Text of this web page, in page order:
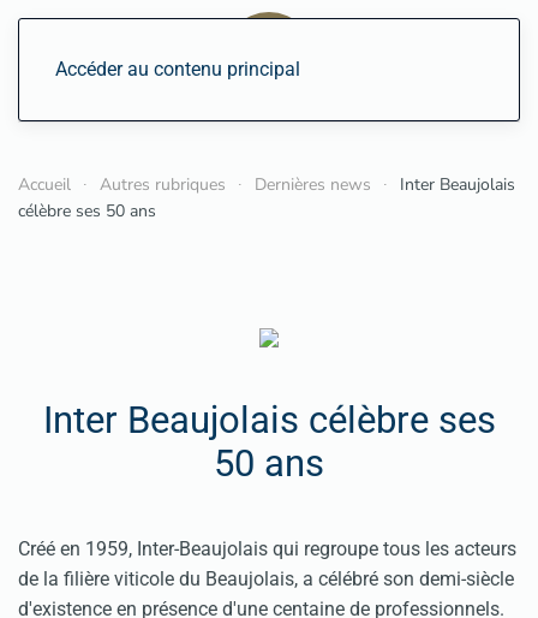
Accéder au contenu principal
Accueil Autres rubriques Dernières news
Inter Beaujolais
célèbre ses 50 ans
Inter Beaujolais célèbre ses
50 ans
Créé en 1959, Inter-Beaujolais qui regroupe tous les acteurs
de la filière viticole du Beaujolais, a célébré son demi-siècle
d'existence en présence d'une centaine de professionnels.